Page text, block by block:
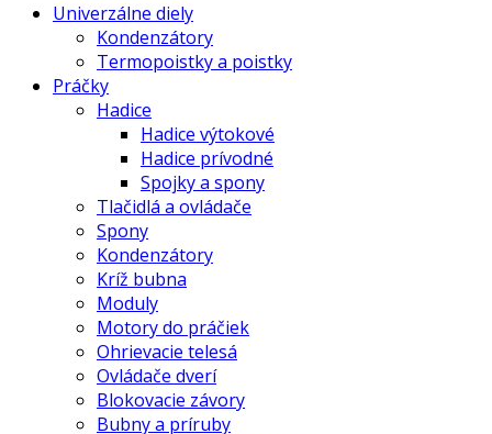
Univerzálne diely
Kondenzátory
Termopoistky a poistky
Práčky
Hadice
Hadice výtokové
Hadice prívodné
Spojky a spony
Tlačidlá a ovládače
Spony
Kondenzátory
Kríž bubna
Moduly
Motory do práčiek
Ohrievacie telesá
Ovládače dverí
Blokovacie závory
Bubny a príruby